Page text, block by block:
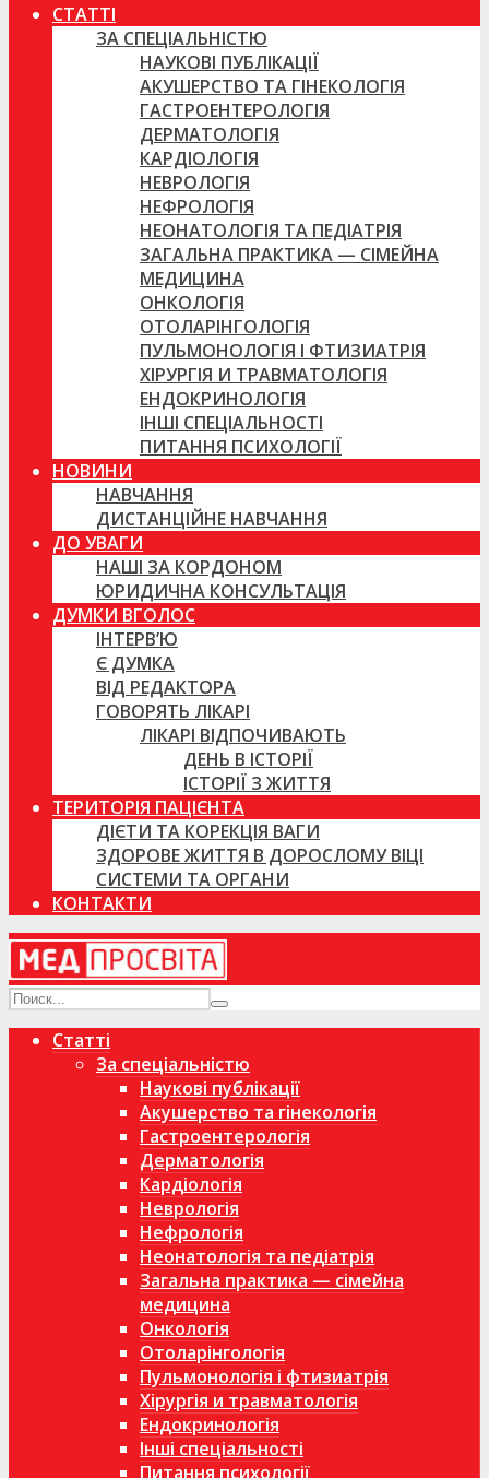
СТАТТІ
ЗА СПЕЦІАЛЬНІСТЮ
НАУКОВІ ПУБЛІКАЦІЇ
АКУШЕРСТВО ТА ГІНЕКОЛОГІЯ
ГАСТРОЕНТЕРОЛОГІЯ
ДЕРМАТОЛОГІЯ
КАРДІОЛОГІЯ
НЕВРОЛОГІЯ
НЕФРОЛОГІЯ
НЕОНАТОЛОГІЯ ТА ПЕДІАТРІЯ
ЗАГАЛЬНА ПРАКТИКА — СІМЕЙНА
МЕДИЦИНА
ОНКОЛОГІЯ
ОТОЛАРІНГОЛОГІЯ
ПУЛЬМОНОЛОГІЯ І ФТИЗИАТРІЯ
ХІРУРГІЯ И ТРАВМАТОЛОГІЯ
ЕНДОКРИНОЛОГІЯ
ІНШІ СПЕЦІАЛЬНОСТІ
ПИТАННЯ ПСИХОЛОГІЇ
НОВИНИ
НАВЧАННЯ
ДИСТАНЦІЙНЕ НАВЧАННЯ
ДО УВАГИ
НАШІ ЗА КОРДОНОМ
ЮРИДИЧНА КОНСУЛЬТАЦІЯ
ДУМКИ ВГОЛОС
ІНТЕРВ’Ю
Є ДУМКА
ВІД РЕДАКТОРА
ГОВОРЯТЬ ЛІКАРІ
ЛІКАРІ ВІДПОЧИВАЮТЬ
ДЕНЬ В ІСТОРІЇ
ІСТОРІЇ З ЖИТТЯ
ТЕРИТОРІЯ ПАЦІЄНТА
ДІЄТИ ТА КОРЕКЦІЯ ВАГИ
ЗДОРОВЕ ЖИТТЯ В ДОРОСЛОМУ ВІЦІ
СИСТЕМИ ТА ОРГАНИ
КОНТАКТИ
Статті
За спеціальністю
Наукові публікації
Акушерство та гінекологія
Гастроентерологія
Дерматологія
Кардіологія
Неврологія
Нефрологія
Неонатологія та педіатрія
Загальна практика — сімейна
медицина
Онкологія
Отоларінгологія
Пульмонологія і фтизиатрія
Хірургія и травматологія
Ендокринологія
Інші спеціальності
Питання психології